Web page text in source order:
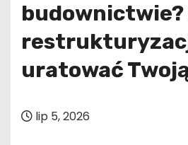
uratować
lip 5, 2026